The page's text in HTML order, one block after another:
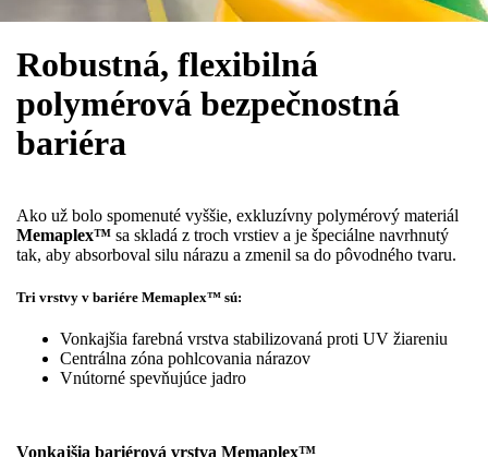
Robustná, flexibilná
polymérová bezpečnostná
bariéra
Ako už bolo spomenuté vyššie, exkluzívny polymérový materiál
Memaplex™ sa skladá z troch vrstiev a je špeciálne navrhnutý
tak, aby absorboval silu nárazu a zmenil sa do pôvodného tvaru.
Tri vrstvy v bariére Memaplex™ sú:
Vonkajšia farebná vrstva stabilizovaná proti UV žiareniu
Centrálna zóna pohlcovania nárazov
Vnútorné spevňujúce jadro
Vonkajšia bariérová vrstva Memaplex™